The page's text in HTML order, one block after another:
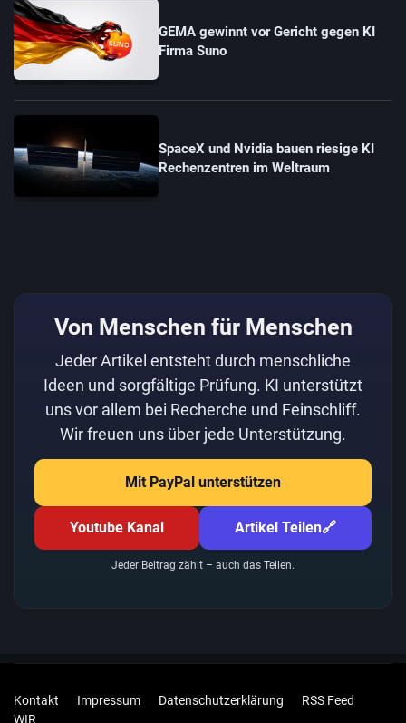
GEMA gewinnt vor Gericht gegen KI
Firma Suno
SpaceX und Nvidia bauen riesige KI
Rechenzentren im Weltraum
Von Menschen für Menschen
Jeder Artikel entsteht durch menschliche
Ideen und sorgfältige Prüfung. KI unterstützt
uns vor allem bei Recherche und Feinschliff.
Wir freuen uns über jede Unterstützung.
Mit PayPal unterstützen
Youtube Kanal Artikel Teilen🔗
Jeder Beitrag zählt – auch das Teilen.
Kontakt Impressum Datenschutzerklärung
RSS Feed
WIR